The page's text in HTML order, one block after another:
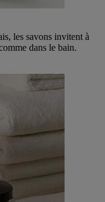
les savons invitent à
dans le bain.